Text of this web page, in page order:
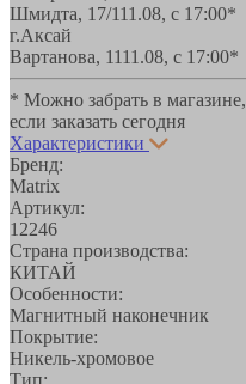
Шмидта, 17/111.08, с 17:00*
г.Аксай
Вартанова, 1111.08, с 17:00*
* Можно забрать в магазине,
если заказать сегодня
Характеристики
Бренд:
Matrix
Артикул:
12246
Страна производства:
КИТАЙ
Особенности:
Магнитный наконечник
Покрытие:
Никель-хромовое
Тип: